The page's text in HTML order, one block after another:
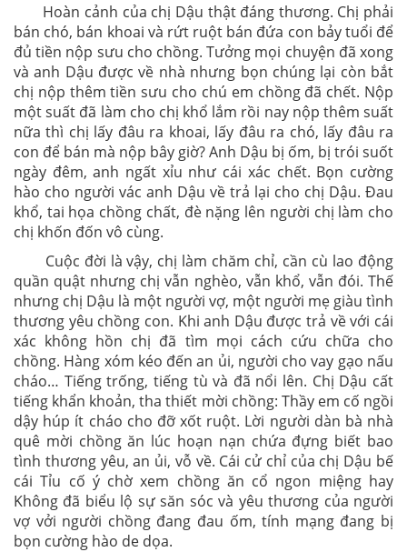
Hoàn cảnh của chị Dậu thật đáng thương. Chị phải
bán chó, bán khoai và rứt ruột bán đứa con bảy tuổi để
đủ tiền nộp sưu cho chồng. Tưởng mọi chuyện đã xong
và anh Dậu được về nhà nhưng bọn chúng lại còn bắt
chị nộp thêm tiền sưu cho chú em chồng đã chết. Nộp
một suất đã làm cho chị khổ lắm rồi nay nộp thêm suất
nữa thì chị lấy đâu ra khoai, lấy đâu ra chó, lấy đâu ra
con để bán mà nộp bây giờ? Anh Dậu bị ốm, bị trói suốt
ngày đêm, anh ngất xỉu như cái xác chết. Bọn cường
hào cho người vác anh Dậu về trả lại cho chị Dậu. Đau
khổ, tai họa chồng chất, đè nặng lên người chị làm cho
chị khốn đốn vô cùng.
Cuộc đời là vậy, chị làm chăm chỉ, cần cù lao động
quần quật nhưng chị vẫn nghèo, vẫn khổ, vẫn đói. Thế
nhưng chị Dậu là một người vợ, một người mẹ giàu tình
thương yêu chồng con. Khi anh Dậu được trả về với cái
xác không hồn chị đã tìm mọi cách cứu chữa cho
chồng. Hàng xóm kéo đến an ủi, người cho vay gạo nấu
cháo… Tiếng trống, tiếng tù và đã nổi lên. Chị Dậu cất
tiếng khẩn khoản, tha thiết mời chồng: Thầy em cố ngồi
dậy húp ít cháo cho đỡ xốt ruột. Lời người dàn bà nhà
quê mời chồng ăn lúc hoạn nạn chứa đựng biết bao
tình thương yêu, an ủi, vỗ về. Cái cử chỉ của chị Dậu bế
cái Tỉu cố ý chờ xem chồng ăn cổ ngon miệng hay
Không đã biểu lộ sự săn sóc và yêu thương của người
vợ vởi người chồng đang đau ốm, tính mạng đang bị
bọn cường hào de dọa.